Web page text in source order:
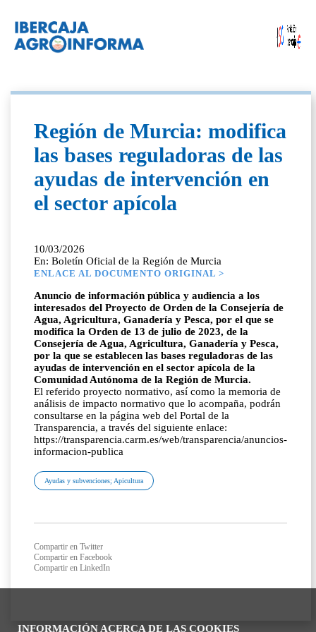
INFORMACIÓN ACERCA DE LAS COOKIES
Región de Murcia: modifica
las bases reguladoras de las
ayudas de intervención en
el sector apícola
10/03/2026
En: Boletín Oficial de la Región de Murcia
ENLACE AL DOCUMENTO ORIGINAL >
Anuncio de información pública y audiencia a los
interesados del Proyecto de Orden de la Consejería de
Agua, Agricultura, Ganadería y Pesca, por el que se
modifica la Orden de 13 de julio de 2023, de la
Consejería de Agua, Agricultura, Ganadería y Pesca,
por la que se establecen las bases reguladoras de las
ayudas de intervención en el sector apícola de la
Comunidad Autónoma de la Región de Murcia.
El referido proyecto normativo, así como la memoria de
análisis de impacto normativo que lo acompaña, podrán
consultarse en la página web del Portal de la
Transparencia, a través del siguiente enlace:
https://transparencia.carm.es/web/transparencia/anuncios-
informacion-publica
Ayudas y subvenciones; Apicultura
Compartir en Twitter
Compartir en Facebook
Compartir en LinkedIn